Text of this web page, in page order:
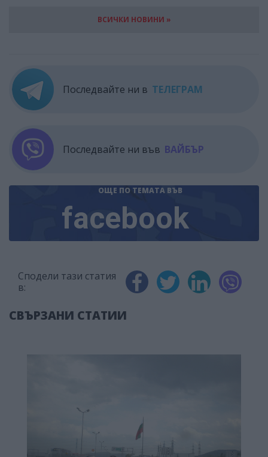
ВСИЧКИ НОВИНИ »
Последвайте ни в ТЕЛЕГРАМ
Последвайте ни във ВАЙБЪР
ОЩЕ ПО ТЕМАТА ВЪВ
facebook
Сподели тази статия
в:
СВЪРЗАНИ СТАТИИ